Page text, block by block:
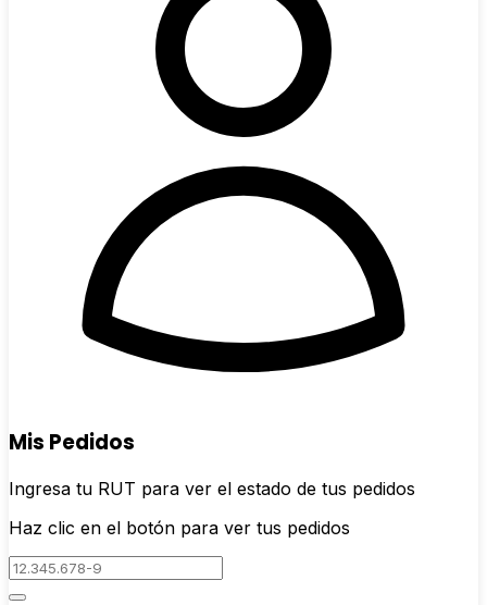
Mis Pedidos
Ingresa tu RUT para ver el estado de tus pedidos
Haz clic en el botón para ver tus pedidos